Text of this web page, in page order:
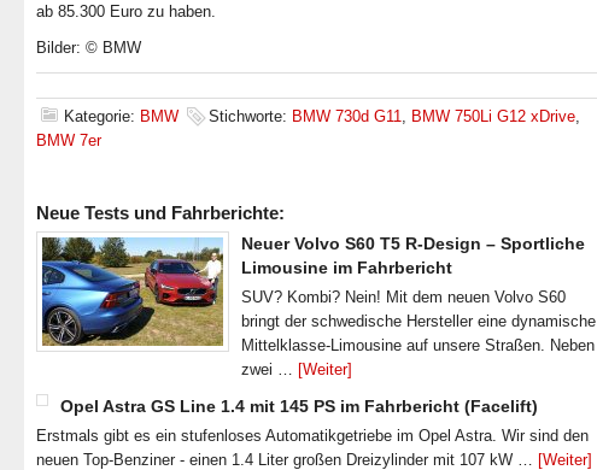
ab 85.300 Euro zu haben.
Bilder: © BMW
Kategorie: BMW Stichworte: BMW 730d G11, BMW 750Li G12 xDrive,
BMW 7er
Neue Tests und Fahrberichte:
Neuer Volvo S60 T5 R-Design – Sportliche
Limousine im Fahrbericht
SUV? Kombi? Nein! Mit dem neuen Volvo S60
bringt der schwedische Hersteller eine dynamische
Mittelklasse-Limousine auf unsere Straßen. Neben
zwei … [Weiter]
Opel Astra GS Line 1.4 mit 145 PS im Fahrbericht (Facelift)
Erstmals gibt es ein stufenloses Automatikgetriebe im Opel Astra. Wir sind den
neuen Top-Benziner - einen 1.4 Liter großen Dreizylinder mit 107 kW … [Weiter]